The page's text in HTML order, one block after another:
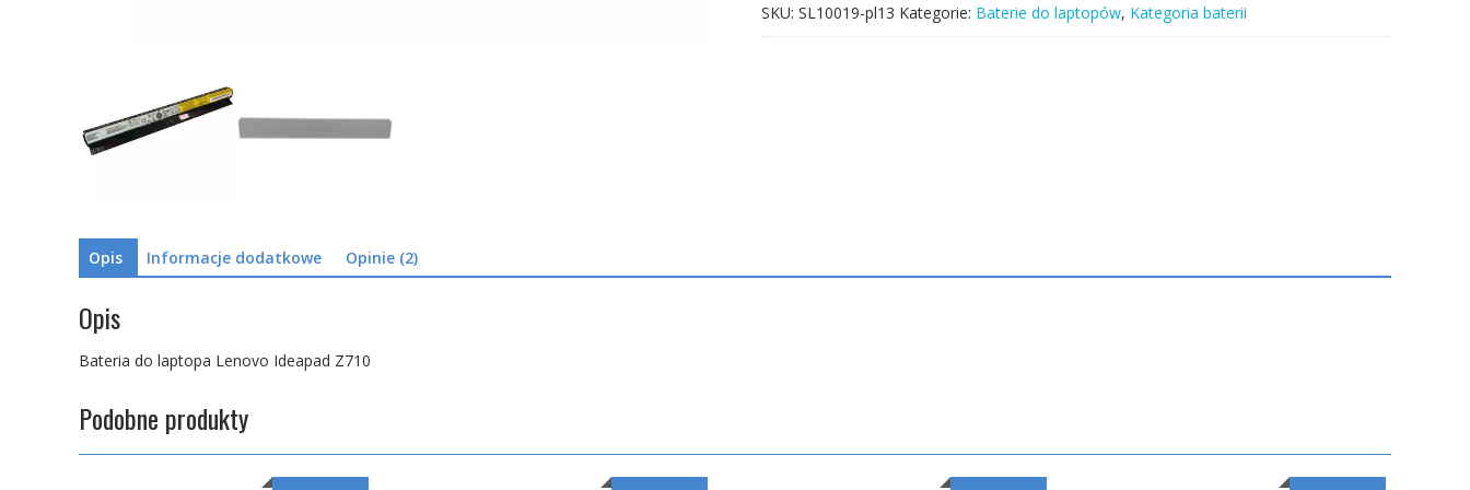
SKU: SL10019-pl13 Kategorie: Baterie do laptopów, Kategoria baterii
Opis Informacje dodatkowe Opinie (2)
Opis
Bateria do laptopa Lenovo Ideapad Z710
Podobne produkty